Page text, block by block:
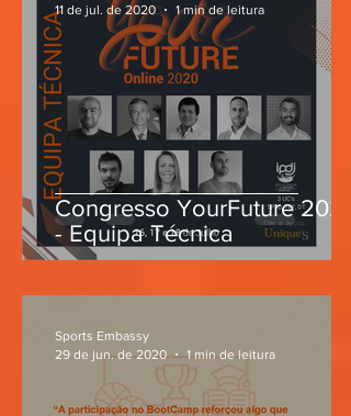
Congresso YourFuture 2020
- Equipa Técnica
11 de jul. de 2020
1 min de leitura
Sports Embassy
29 de jun. de 2020
1 min de leitura